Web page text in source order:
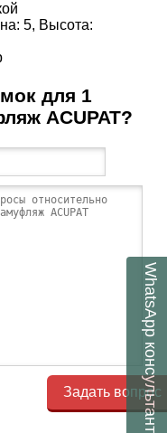
: 5, Высота:
для 1
ACUPAT?
Задать вопрос
WhatsApp
консультант